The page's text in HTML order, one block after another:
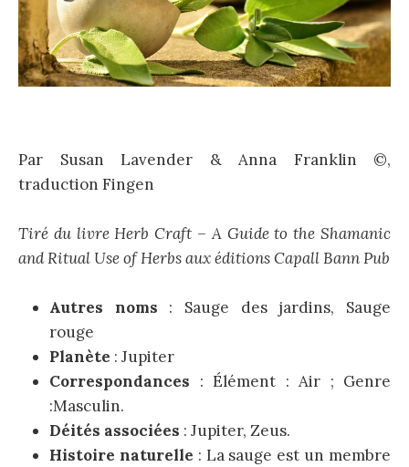
Par Susan Lavender & Anna Franklin ©,
traduction Fingen
Tiré du livre Herb Craft – A Guide to the Shamanic
and Ritual Use of Herbs aux éditions Capall Bann Pub
Autres noms : Sauge des jardins, Sauge
rouge
Planète : Jupiter
Correspondances : Élément : Air ; Genre
:Masculin.
Déités associées : Jupiter, Zeus.
Histoire naturelle : La sauge est un membre